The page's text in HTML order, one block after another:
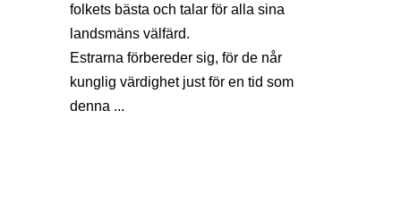
folkets bästa och talar för alla sina
landsmäns välfärd.
Estrarna förbereder sig, för de når
kunglig värdighet just för en tid som
denna ...